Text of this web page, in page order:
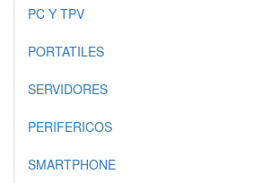
PC Y TPV
PORTATILES
SERVIDORES
PERIFERICOS
SMARTPHONE